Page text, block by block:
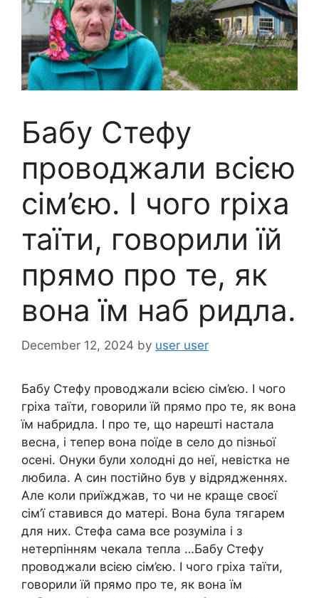
Бабу Стефу
проводжали всією
сім’єю. І чого rріха
таїти, говорили їй
прямо про те, як
вона їм наб ридла.
December 12, 2024 by user user
Бабу Стефу проводжали всією сім’єю. І чого
гріха таїти, говорили їй прямо про те, як вона
їм набридла. І про те, що нарешті настала
весна, і тепер вона поїде в село до пізньої
осені. Онуки були холодні до неї, невістка не
любила. А син постійно був у відрядженнях.
Але коли приїжджав, то чи не краще своєї
сім’ї ставився до матері. Вона була тягарем
для них. Стефа сама все розуміла і з
нетерпінням чекала тепла …Бабу Стефу
проводжали всією сім’єю. І чого гріха таїти,
говорили їй прямо про те, як вона їм